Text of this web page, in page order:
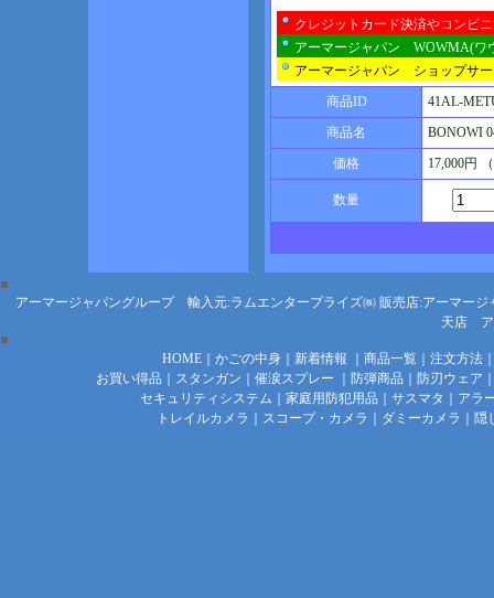
クレジットカード決済やコンビ
アーマージャパン WOWMA(ワ
アーマージャパン ショップサ
商品ID
41AL-
商品名
BONOWI
価格
17,000円
数量
アーマージャパングループ 輸入元:ラムエンタープライズ㈱ 販売店:アーマージ
天店
HOME｜ かごの中身｜ 新着情報 商品一覧｜ 注文方法
お買い得品
スタンガン 催涙スプレー 防弾商品 防刃ウェア
セキュリティシステム
家庭用防犯用品 サスマタ
アラ
トレイルカメラ
スコープ・カメラ ダミーカメラ 隠